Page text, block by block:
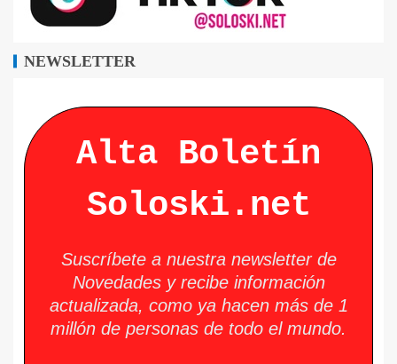
NEWSLETTER
Alta Boletín
Soloski.net
Suscríbete a nuestra newsletter de
Novedades y recibe información
actualizada, como ya hacen más de 1
millón de personas de todo el mundo.